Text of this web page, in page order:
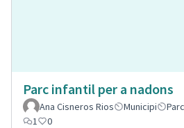
Parc infantil per a nadons
Ana Cisneros Rios
Municipi
1
0